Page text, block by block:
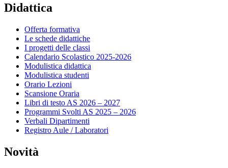
Didattica
Offerta formativa
Le schede didattiche
I progetti delle classi
Calendario Scolastico 2025-2026
Modulistica didattica
Modulistica studenti
Orario Lezioni
Scansione Oraria
Libri di testo AS 2026 – 2027
Programmi Svolti AS 2025 – 2026
Verbali Dipartimenti
Registro Aule / Laboratori
Novità